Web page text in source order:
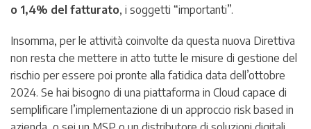
o 1,4% del fatturato, i soggetti “importanti”.
Insomma, per le attività coinvolte da questa nuova Direttiva
non resta che mettere in atto tutte le misure di gestione del
rischio per essere poi pronte alla fatidica data dell’ottobre
2024. Se hai bisogno di una piattaforma in Cloud capace di
semplificare l’implementazione di un approccio risk based in